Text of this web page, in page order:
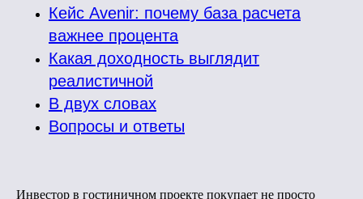
Кейс Avenir: почему база расчета
важнее процента
Какая доходность выглядит
реалистичной
В двух словах
Вопросы и ответы
Инвестор в гостиничном проекте покупает не просто